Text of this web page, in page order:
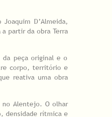
D’Almeida,
partir da obra Terra
da peça original e o
corpo, território e
reativa uma obra
no Alentejo. O olhar
densidade rítmica e